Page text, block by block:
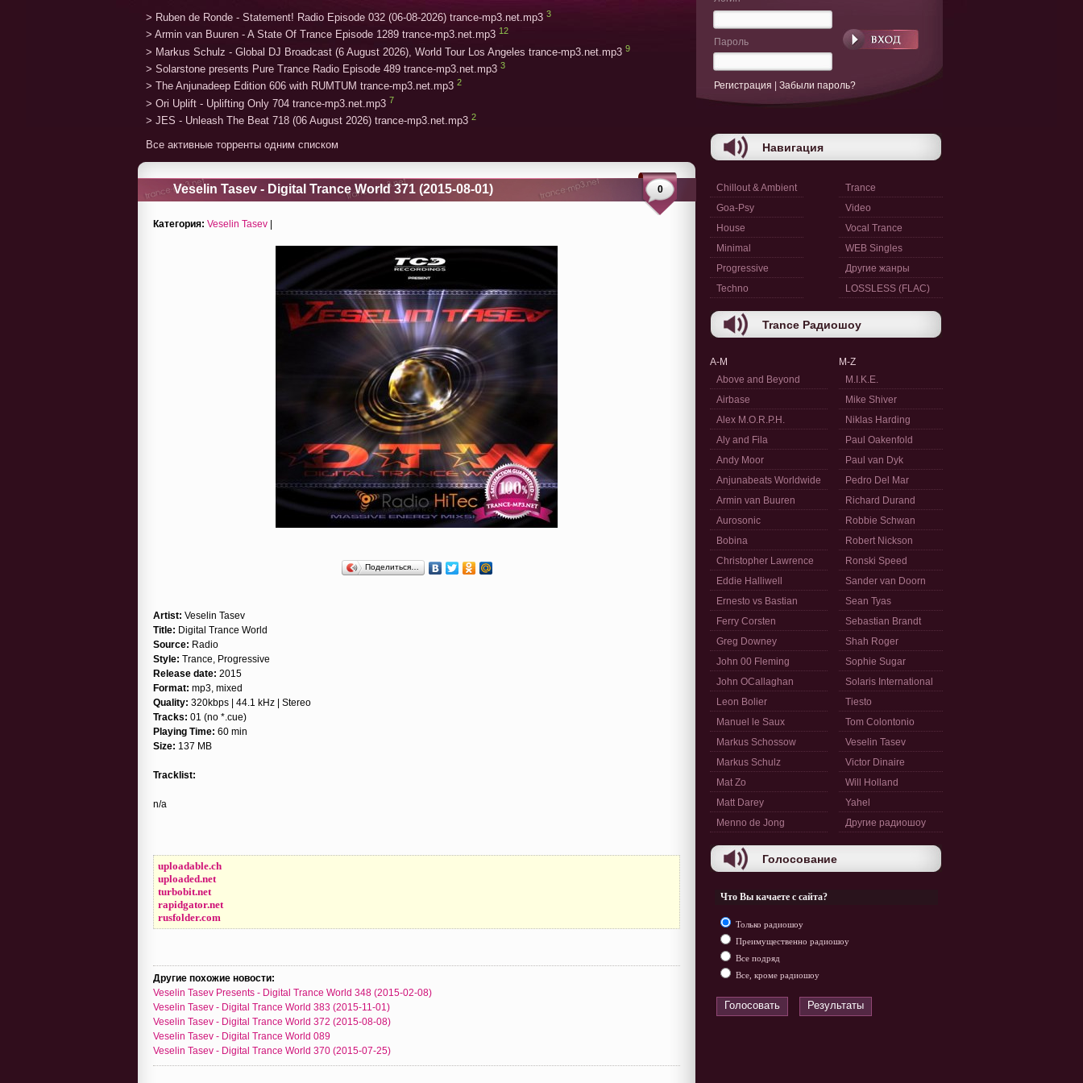
> Ruben de Ronde - Statement! Radio Episode 032 (06-08-2026) trance-mp3.net.mp3 3
> Armin van Buuren - A State Of Trance Episode 1289 trance-mp3.net.mp3 12
> Markus Schulz - Global DJ Broadcast (6 August 2026), World Tour Los Angeles trance-mp3.net.mp3 9
> Solarstone presents Pure Trance Radio Episode 489 trance-mp3.net.mp3 3
> The Anjunadeep Edition 606 with RUMTUM trance-mp3.net.mp3 2
> Ori Uplift - Uplifting Only 704 trance-mp3.net.mp3 7
> JES - Unleash The Beat 718 (06 August 2026) trance-mp3.net.mp3 2
Все активные торренты одним списком
Veselin Tasev - Digital Trance World 371 (2015-08-01) 0
Категория: Veselin Tasev |
Поделиться…
Artist: Veselin Tasev
Title: Digital Trance World
Source: Radio
Style: Trance, Progressive
Release date: 2015
Format: mp3, mixed
Quality: 320kbps | 44.1 kHz | Stereo
Tracks: 01 (no *.cue)
Playing Time: 60 min
Size: 137 MB
Tracklist:
n/a
uploadable.ch
uploaded.net
turbobit.net
rapidgator.net
rusfolder.com
Другие похожие новости:
Veselin Tasev Presents - Digital Trance World 348 (2015-02-08)
Veselin Tasev - Digital Trance World 383 (2015-11-01)
Veselin Tasev - Digital Trance World 372 (2015-08-08)
Veselin Tasev - Digital Trance World 089
Veselin Tasev - Digital Trance World 370 (2015-07-25)
Пароль
Регистрация Забыли пароль?
Навигация
Chillout & Ambient
Goa-Psy
House
Minimal
Progressive
Techno
Trance
Video
Vocal Trance
WEB Singles
Другие жанры
LOSSLESS (FLAC)
Trance Радиошоу
A-M
Above and Beyond
Airbase
Alex M.O.R.P.H.
Aly and Fila
Andy Moor
Anjunabeats Worldwide
Armin van Buuren
Aurosonic
Bobina
Christopher Lawrence
Eddie Halliwell
Ernesto vs Bastian
Ferry Corsten
Greg Downey
John 00 Fleming
John OCallaghan
Leon Bolier
Manuel le Saux
Markus Schossow
Markus Schulz
Mat Zo
Matt Darey
Menno de Jong
M-Z
M.I.K.E.
Mike Shiver
Niklas Harding
Paul Oakenfold
Paul van Dyk
Pedro Del Mar
Richard Durand
Robbie Schwan
Robert Nickson
Ronski Speed
Sander van Doorn
Sean Tyas
Sebastian Brandt
Shah Roger
Sophie Sugar
Solaris International
Tiesto
Tom Colontonio
Veselin Tasev
Victor Dinaire
Will Holland
Yahel
Другие радиошоу
Голосование
Что Вы качаете с сайта?
Только радиошоу
Преимущественно радиошоу
Все подряд
Все, кроме радиошоу
Голосовать Результаты